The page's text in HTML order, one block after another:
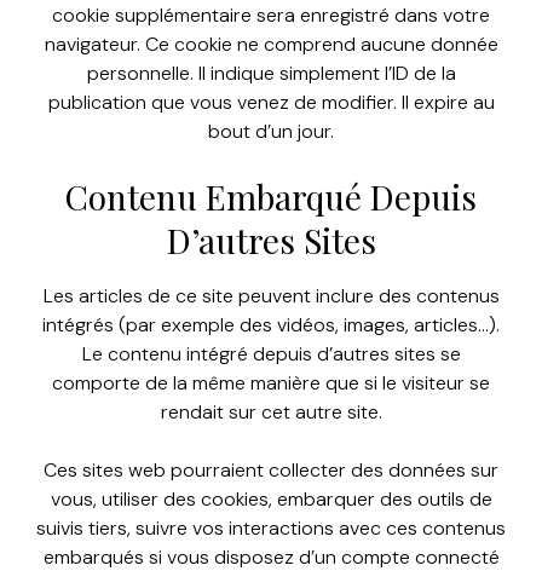
cookie supplémentaire sera enregistré dans votre
navigateur. Ce cookie ne comprend aucune donnée
personnelle. Il indique simplement l’ID de la
publication que vous venez de modifier. Il expire au
bout d’un jour.
Contenu Embarqué Depuis
D’autres Sites
Les articles de ce site peuvent inclure des contenus
intégrés (par exemple des vidéos, images, articles…).
Le contenu intégré depuis d’autres sites se
comporte de la même manière que si le visiteur se
rendait sur cet autre site.
Ces sites web pourraient collecter des données sur
vous, utiliser des cookies, embarquer des outils de
suivis tiers, suivre vos interactions avec ces contenus
embarqués si vous disposez d’un compte connecté